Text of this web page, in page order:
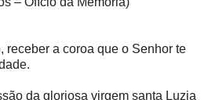
receber a coroa que o Senhor te
da gloriosa virgem santa Luzia